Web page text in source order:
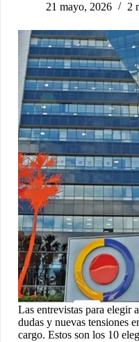
21 mayo, 2026 2
Las entrevistas para elegir
dudas y nuevas tensiones
cargo. Estos son los 10